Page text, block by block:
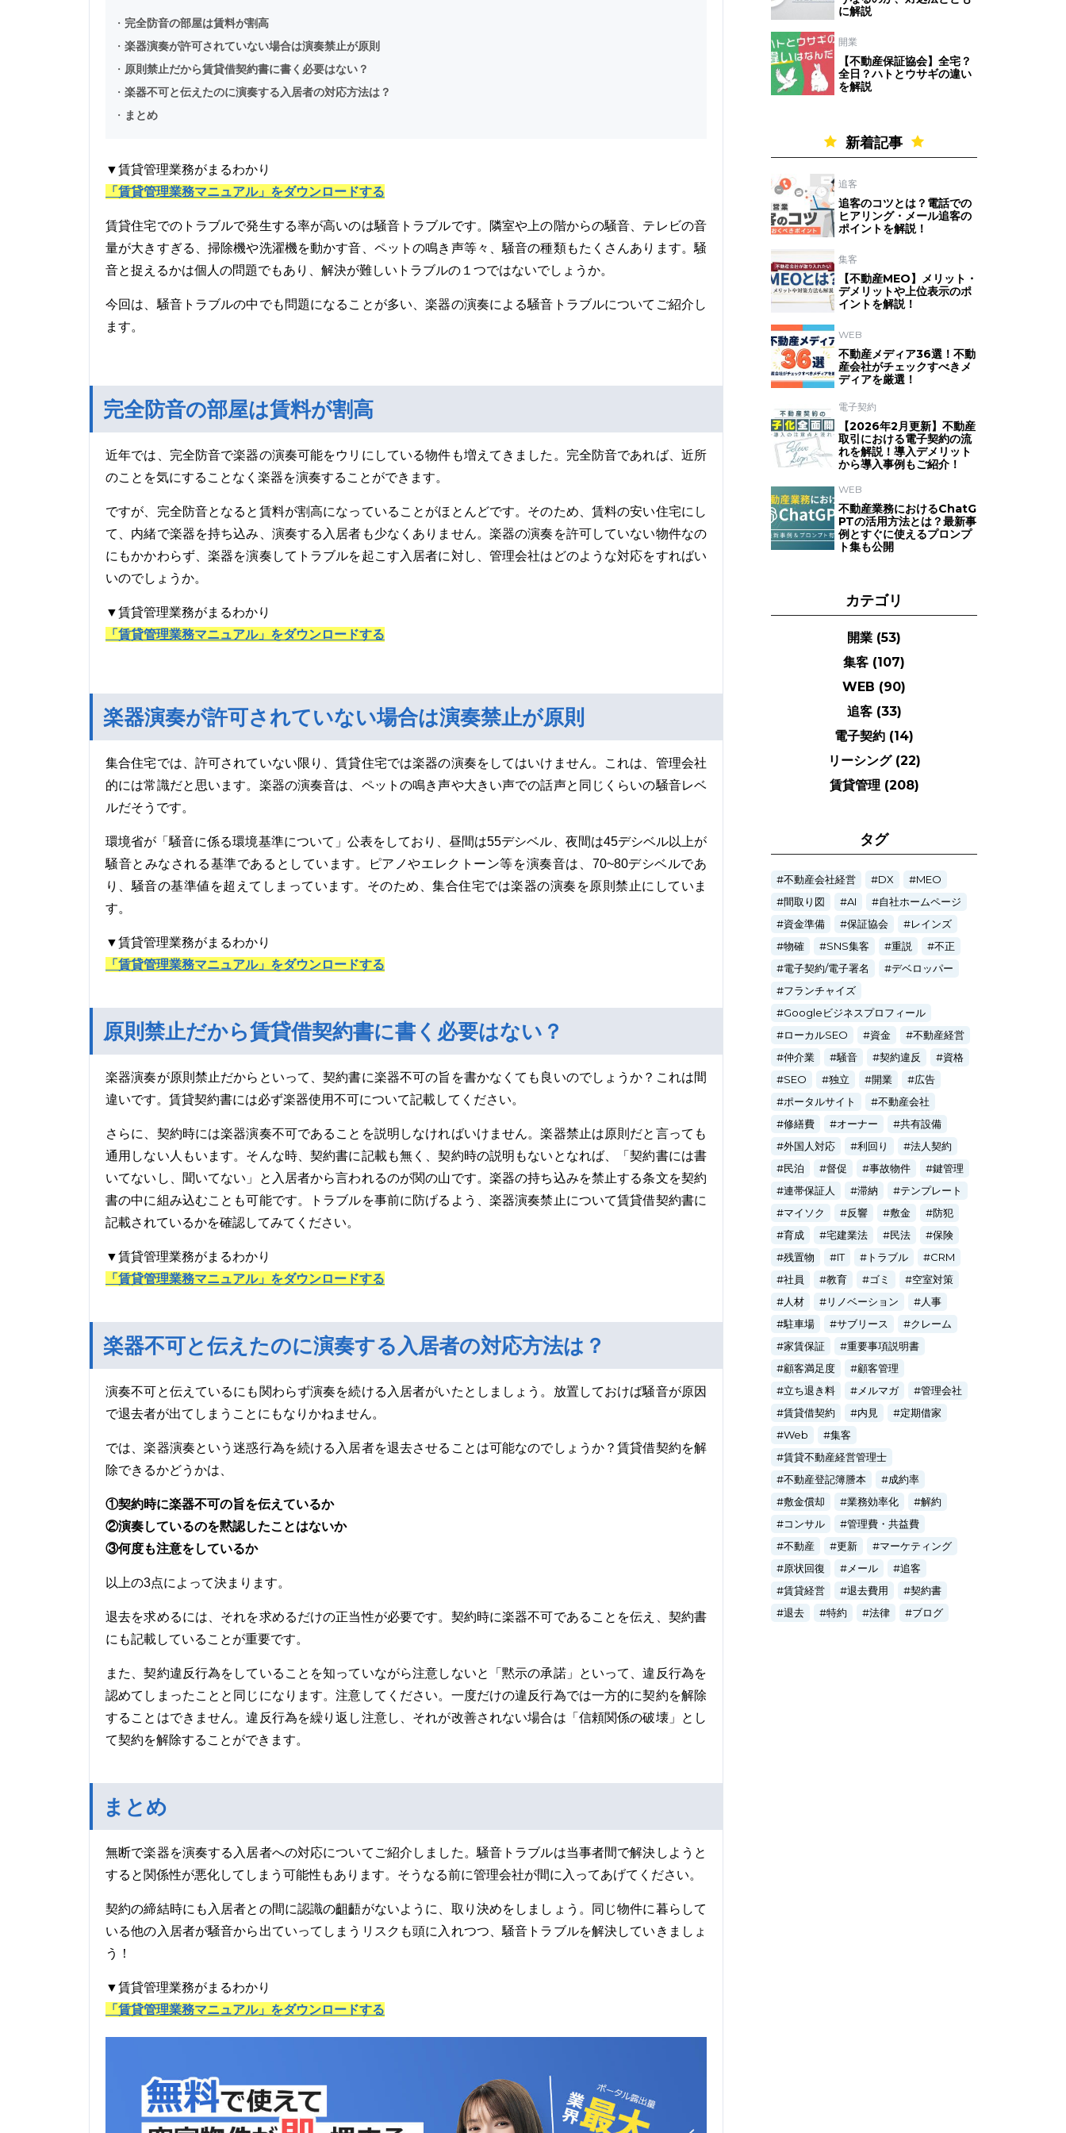
・ 完全防音の部屋は賃料が割高
・ 楽器演奏が許可されていない場合は演奏禁止が原則
・ 原則禁止だから賃貸借契約書に書く必要はない？
・ 楽器不可と伝えたのに演奏する入居者の対応方法は？
・ まとめ
▼賃貸管理業務がまるわかり
「賃貸管理業務マニュアル」をダウンロードする
賃貸住宅でのトラブルで発生する率が高いのは騒音トラブルです。隣室や上の階からの騒音、テレビの音
量が大きすぎる、掃除機や洗濯機を動かす音、ペットの鳴き声等々、騒音の種類もたくさんあります。騒
音と捉えるかは個人の問題でもあり、解決が難しいトラブルの１つではないでしょうか。
今回は、騒音トラブルの中でも問題になることが多い、楽器の演奏による騒音トラブルについてご紹介し
ます。
完全防音の部屋は賃料が割高
近年では、完全防音で楽器の演奏可能をウリにしている物件も増えてきました。完全防音であれば、近所
のことを気にすることなく楽器を演奏することができます。
ですが、完全防音となると賃料が割高になっていることがほとんどです。そのため、賃料の安い住宅にし
て、内緒で楽器を持ち込み、演奏する入居者も少なくありません。楽器の演奏を許可していない物件なの
にもかかわらず、楽器を演奏してトラブルを起こす入居者に対し、管理会社はどのような対応をすればい
いのでしょうか。
▼賃貸管理業務がまるわかり
「賃貸管理業務マニュアル」をダウンロードする
楽器演奏が許可されていない場合は演奏禁止が原則
集合住宅では、許可されていない限り、賃貸住宅では楽器の演奏をしてはいけません。これは、管理会社
的には常識だと思います。楽器の演奏音は、ペットの鳴き声や大きい声での話声と同じくらいの騒音レベ
ルだそうです。
環境省が「騒音に係る環境基準について」公表をしており、昼間は55デシベル、夜間は45デシベル以上が
騒音とみなされる基準であるとしています。ピアノやエレクトーン等を演奏音は、70~80デシベルであ
り、騒音の基準値を超えてしまっています。そのため、集合住宅では楽器の演奏を原則禁止にしていま
す。
▼賃貸管理業務がまるわかり
「賃貸管理業務マニュアル」をダウンロードする
原則禁止だから賃貸借契約書に書く必要はない？
楽器演奏が原則禁止だからといって、契約書に楽器不可の旨を書かなくても良いのでしょうか？これは間
違いです。賃貸契約書には必ず楽器使用不可について記載してください。
さらに、契約時には楽器演奏不可であることを説明しなければいけません。楽器禁止は原則だと言っても
通用しない人もいます。そんな時、契約書に記載も無く、契約時の説明もないとなれば、「契約書には書
いてないし、聞いてない」と入居者から言われるのが関の山です。楽器の持ち込みを禁止する条文を契約
書の中に組み込むことも可能です。トラブルを事前に防げるよう、楽器演奏禁止について賃貸借契約書に
記載されているかを確認してみてください。
▼賃貸管理業務がまるわかり
「賃貸管理業務マニュアル」をダウンロードする
楽器不可と伝えたのに演奏する入居者の対応方法は？
演奏不可と伝えているにも関わらず演奏を続ける入居者がいたとしましょう。放置しておけば騒音が原因
で退去者が出てしまうことにもなりかねません。
では、楽器演奏という迷惑行為を続ける入居者を退去させることは可能なのでしょうか？賃貸借契約を解
除できるかどうかは、
①契約時に楽器不可の旨を伝えているか
②演奏しているのを黙認したことはないか
③何度も注意をしているか
以上の3点によって決まります。
退去を求めるには、それを求めるだけの正当性が必要です。契約時に楽器不可であることを伝え、契約書
にも記載していることが重要です。
また、契約違反行為をしていることを知っていながら注意しないと「黙示の承諾」といって、違反行為を
認めてしまったことと同じになります。注意してください。一度だけの違反行為では一方的に契約を解除
することはできません。違反行為を繰り返し注意し、それが改善されない場合は「信頼関係の破壊」とし
て契約を解除することができます。
まとめ
無断で楽器を演奏する入居者への対応についてご紹介しました。騒音トラブルは当事者間で解決しようと
すると関係性が悪化してしまう可能性もあります。そうなる前に管理会社が間に入ってあげてください。
契約の締結時にも入居者との間に認識の齟齬がないように、取り決めをしましょう。同じ物件に暮らして
いる他の入居者が騒音から出ていってしまうリスクも頭に入れつつ、騒音トラブルを解決していきましょ
う！
▼賃貸管理業務がまるわかり
「賃貸管理業務マニュアル」をダウンロードする
に解説
開業
【不動産保証協会】全宅？
全日？ハトとウサギの違い
を解説
新着記事
追客
追客のコツとは？電話での
ヒアリング・メール追客の
ポイントを解説！
集客
【不動産MEO】メリット・
デメリットや上位表示のポ
イントを解説！
WEB
不動産メディア36選！不動
産会社がチェックすべきメ
ディアを厳選！
電子契約
【2026年2月更新】不動産
取引における電子契約の流
れを解説！導入デメリット
から導入事例もご紹介！
WEB
不動産業務におけるChatG
PTの活用方法とは？最新事
例とすぐに使えるプロンプ
ト集も公開
カテゴリ
開業 (53)
集客 (107)
WEB (90)
追客 (33)
電子契約 (14)
リーシング (22)
賃貸管理 (208)
タグ
不動産会社経営 DX
MEO
間取り図
AI
自社ホームページ
資金準備
保証協会
レインズ
物確
SNS集客 重説
不正
電子契約/電子署名
デベロッパー
フランチャイズ
Googleビジネスプロフィール
ローカルSEO
資金
不動産経営
仲介業
騒音 契約違反
資格
SEO
独立 開業
広告
ポータルサイト
不動産会社
修繕費
オーナー
共有設備
外国人対応
利回り
法人契約
民泊
督促 事故物件
鍵管理
連帯保証人
滞納
テンプレート
マイソク
反響 敷金
防犯
育成
宅建業法 民法
保険
残置物
IT トラブル
CRM
社員
教育 ゴミ
空室対策
人材
リノベーション
人事
駐車場
サブリース
クレーム
家賃保証
重要事項説明書
顧客満足度
顧客管理
立ち退き料
メルマガ
管理会社
賃貸借契約
内見
定期借家
Web
集客
賃貸不動産経営管理士
不動産登記簿謄本
成約率
敷金償却
業務効率化
解約
コンサル
管理費・共益費
不動産
更新
マーケティング
原状回復
メール
追客
賃貸経営
退去費用
契約書
退去
特約 法律 ブログ